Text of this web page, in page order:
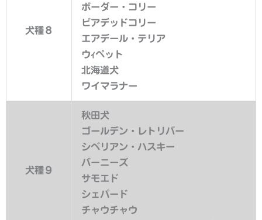
犬種８
ボーダー・コリー
ビアデッドコリー
エアデール・テリア
ウｨペット
北海道犬
ワイマラナー
犬種９
秋田犬
ゴールデン・レトリバー
シベリアン・ハスキー
バーニーズ
サモエド
シェパード
チャウチャウ